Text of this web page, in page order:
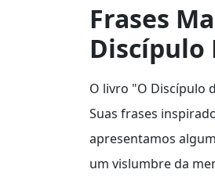
Frases
Discípulo
O livro "O Discípulo
Suas frases
apresentamos
um vislumbre da